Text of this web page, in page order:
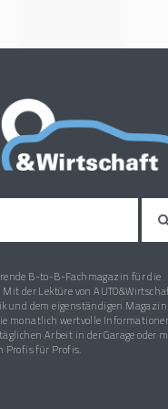
B-to-B-Fachmagazin für die
der Lektüre von
und dem eigenständigen Magazin
monatlich wertvolle
Arbeit in der Garage oder
Profis für Profis.